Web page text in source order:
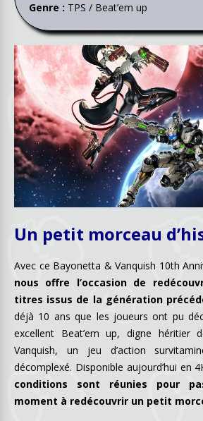
Genre : TPS / Beat’em up
Un petit morceau
Avec ce Bayonetta & Vanquish 10th
nous offre l’occasion de
titres issus de la génération
déjà 10 ans que les joueurs ont pu
excellent Beat’em up, digne héritier
Vanquish, un jeu d’action
décomplexé. Disponible aujourd’hui en
conditions sont réunies pour
moment à redécouvrir un petit